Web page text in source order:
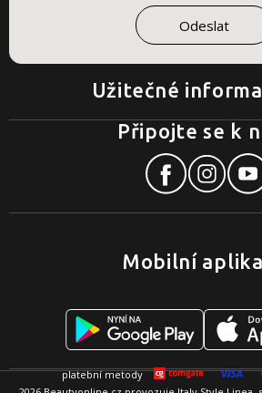
Užitečné
Mobilní
Připojte se k